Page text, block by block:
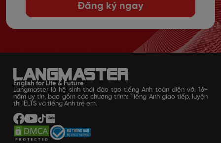
Đăng ký ngay
English for Life & Future
Langmaster là hệ sinh thái đào tạo tiếng Anh toàn diện với 16+
năm uy tín, bao gồm các chương trình: Tiếng Anh giao tiếp, luyện
thi IELTS và tiếng Anh trẻ em.